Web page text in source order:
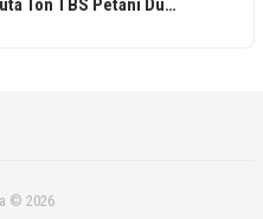
Ton TBS Petani Du…
© 2026